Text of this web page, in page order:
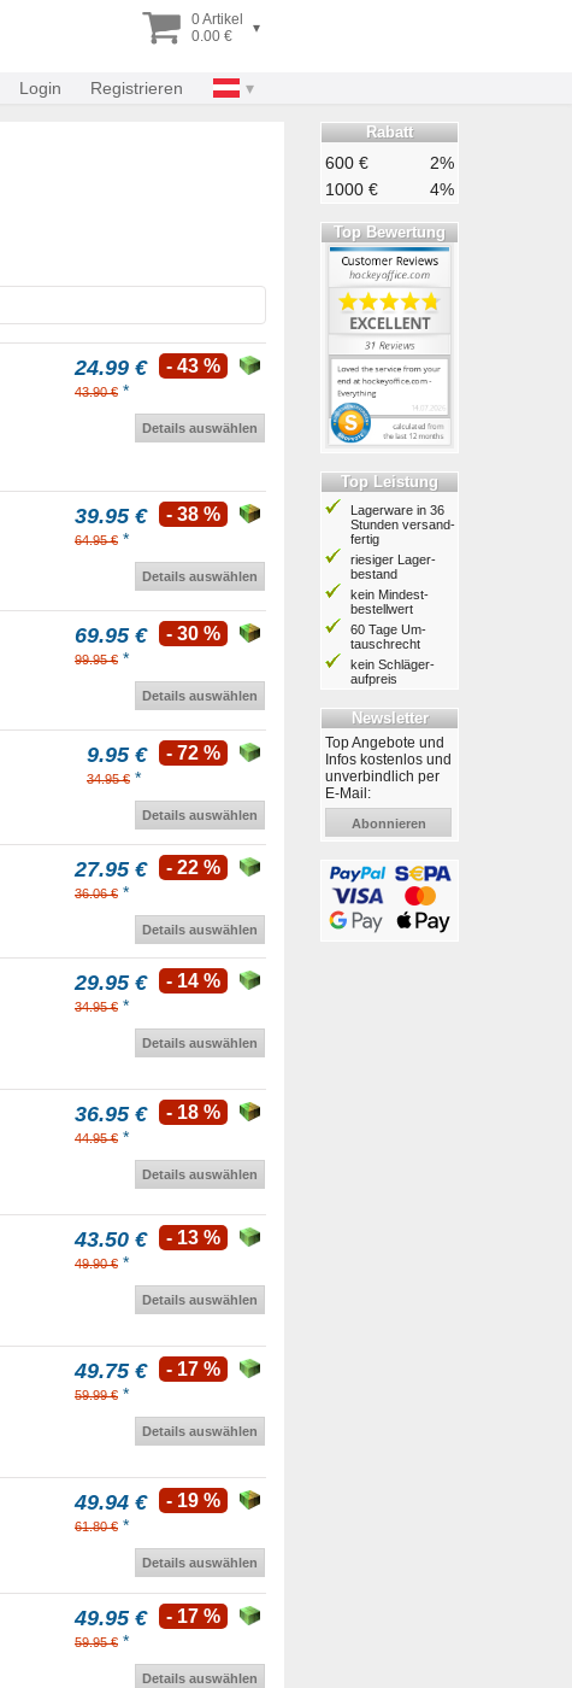
0 Artikel
0.00 €
▾
Login Registrieren
24.99 €
43.90 € *
- 43 %
Details auswählen
39.95 €
64.95 € *
- 38 %
Details auswählen
69.95 €
99.95 € *
- 30 %
Details auswählen
9.95 €
34.95 € *
- 72 %
Details auswählen
27.95 €
36.06 € *
- 22 %
Details auswählen
29.95 €
34.95 € *
- 14 %
Details auswählen
36.95 €
44.95 € *
- 18 %
Details auswählen
43.50 €
49.90 € *
- 13 %
Details auswählen
49.75 €
59.99 € *
- 17 %
Details auswählen
49.94 €
61.80 € *
- 19 %
Details auswählen
49.95 €
59.95 € *
- 17 %
Details auswählen
Rabatt
600 €
2%
1000 €
4%
Top Bewertung
Top Leistung
Lagerware in 36
Stunden ver­sand­
fertig
riesiger Lager­
bestand
kein Mindest­
bestell­wert
60 Tage Um­
tausch­recht
kein Schläger­
aufpreis
Newsletter
Top Angebote und
Infos kostenlos und
unverbindlich per
E-Mail:
Abonnieren